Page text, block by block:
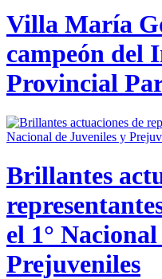
Villa María
campeón del
Provincial
Brillantes
el 1°
Prejuveniles